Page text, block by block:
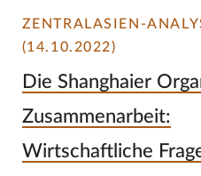
ZENTRALASIEN-
(14.10.2022)
Die Shanghaier
Zusammenarbeit:
Wirtschaftliche